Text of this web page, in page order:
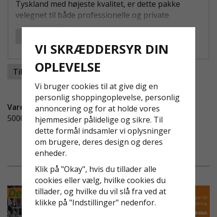
Tyskland med højeste kvalitet, er dette pakke
velegnet til både professionelle og private
byggeprojekter.
FORDELE VED STILLADSTRAILER MED 60
M² VILLAPAKKE:
Komplet stilladspakker:
forskellige formater - 9 x 6 m med gavltop, 9 x
6 m, 6 x 8 m eller 15 x 4 m.
Ultralet aluminiumstilladser:Holdbar og
nem at håndtere, fremstillet af MJ Gerüst i
Tyskland.
Sikker og ergonomisk transport:Trailer med
en maks. last på 1.070 kg og totalvægt på
1.400 kg.
Høj kompatibilitet:Passer til dele fra fx
Layher, Assco, Allfix og Monzon.
Prisgaranti og lang levetid: Kvalitet
garanteret med 10 års garanti.
Tilføj til ønskeliste
Vare-ID:
500002V
VI SKRÆDDERSYR DIN
OPLEVELSE
Vi bruger cookies til at give dig en
personlig shoppingoplevelse, personlig
annoncering og for at holde vores
hjemmesider pålidelige og sikre. Til
dette formål indsamler vi oplysninger
om brugere, deres design og deres
enheder.
Klik på "Okay", hvis du tillader alle
cookies eller vælg, hvilke cookies du
tillader, og hvilke du vil slå fra ved at
klikke på "Indstillinger" nedenfor.